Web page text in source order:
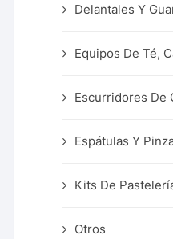
Delantales Y
Equipos De Té,
Escurridores De
Espátulas Y
Kits De
Otros